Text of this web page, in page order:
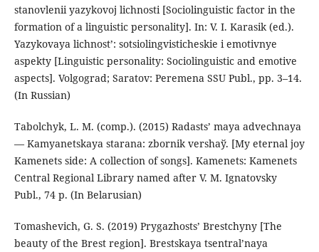
stanovlenii yazykovoj lichnosti [Sociolinguistic factor in the
formation of a linguistic personality]. In: V. I. Karasik (ed.).
Yazykovaya lichnost’: sotsiolingvisticheskie i emotivnye
aspekty [Linguistic personality: Sociolinguistic and emotive
aspects]. Volgograd; Saratov: Peremena SSU Publ., pp. 3–14.
(In Russian)
Tabolchyk, L. M. (comp.). (2015) Radasts’ maya advechnaya
— Kamyanetskaya starana: zbornіk vershaў. [My eternal joy
Kamenets side: A collection of songs]. Kamenets: Kamenets
Central Regional Library named after V. M. Ignatovsky
Publ., 74 p. (In Belarusian)
Tomashevich, G. S. (2019) Prygazhosts’ Brestchyny [The
beauty of the Brest region]. Brestskaya tsentral’naya